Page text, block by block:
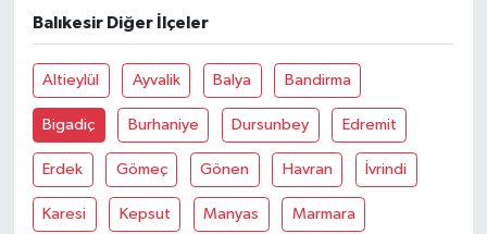
Balıkesir Diğer İlçeler
Altieylül Ayvalik Balya Bandirma
Bigadiç Burhaniye Dursunbey Edremit
Erdek Gömeç Gönen Havran İvrindi
Karesi Kepsut Manyas Marmara